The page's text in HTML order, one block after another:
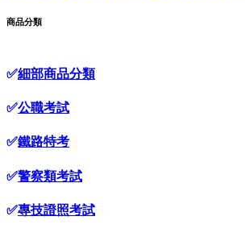
商品分類
✅細部商品分類
✅公職考試
✅鐵路特考
✅警察類考試
✅專技證照考試